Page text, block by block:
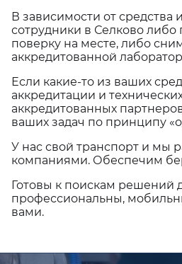
В зависимости от
сотрудники в Селково
поверку на месте, либо
аккредитованной
Если какие-то из ваших
аккредитации и
аккредитованных
ваших задач по принципу
У нас свой транспорт и мы
компаниями. Обеспечим
Готовы к поискам решений
профессиональны,
вами.